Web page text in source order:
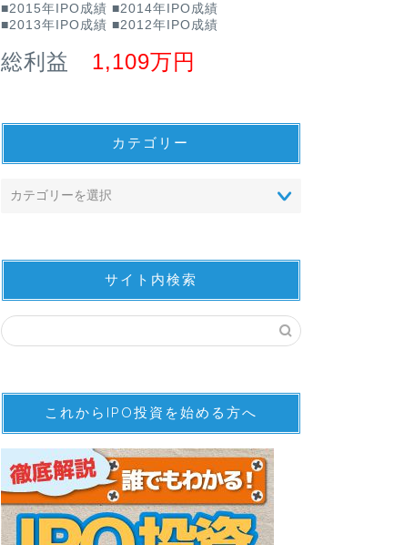
■2015年IPO成績 ■2014年IPO成績
■2013年IPO成績 ■2012年IPO成績
総利益 1,109万円
カテゴリー
サイト内検索
これからIPO投資を始める方へ